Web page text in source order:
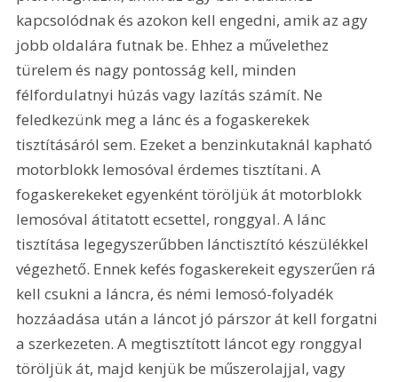
kapcsolódnak és azokon kell engedni, amik az agy
jobb oldalára futnak be. Ehhez a művelethez
türelem és nagy pontosság kell, minden
félfordulatnyi húzás vagy lazítás számít. Ne
feledkezünk meg a lánc és a fogaskerekek
tisztításáról sem. Ezeket a benzinkutaknál kapható
motorblokk lemosóval érdemes tisztítani. A
fogaskerekeket egyenként töröljük át motorblokk
lemosóval átitatott ecsettel, ronggyal. A lánc
tisztítása legegyszerűbben lánctisztító készülékkel
végezhető. Ennek kefés fogaskerekeit egyszerűen rá
kell csukni a láncra, és némi lemosó-folyadék
hozzáadása után a láncot jó párszor át kell forgatni
a szerkezeten. A megtisztított láncot egy ronggyal
töröljük át, majd kenjük be műszerolajjal, vagy